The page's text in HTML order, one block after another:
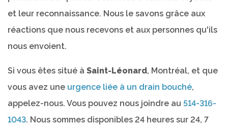
et leur reconnaissance. Nous le savons grâce aux
réactions que nous recevons et aux personnes qu'ils
nous envoient.
Si vous êtes situé à Saint-Léonard, Montréal, et que
vous avez une urgence liée à un drain bouché,
appelez-nous. Vous pouvez nous joindre au 514-316-
1043. Nous sommes disponibles 24 heures sur 24, 7